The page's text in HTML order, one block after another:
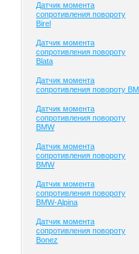
Датчик момента
сопротивления повороту
Birel
Датчик момента
сопротивления повороту
Blata
Датчик момента
сопротивления повороту BM
Датчик момента
сопротивления повороту
BMW
Датчик момента
сопротивления повороту
BMW
Датчик момента
сопротивления повороту
BMW-Alpina
Датчик момента
сопротивления повороту
Bonez